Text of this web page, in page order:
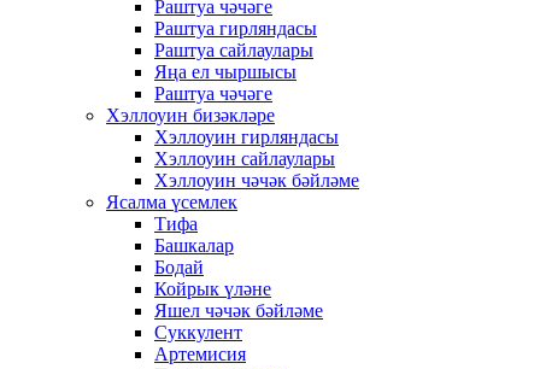
Раштуа чәчәге
Раштуа гирляндасы
Раштуа сайлаулары
Яңа ел чыршысы
Раштуа чәчәге
Хэллоуин бизәкләре
Хэллоуин гирляндасы
Хэллоуин сайлаулары
Хэллоуин чәчәк бәйләме
Ясалма үсемлек
Тифа
Башкалар
Бодай
Койрык үләне
Яшел чәчәк бәйләме
Суккулент
Артемисия